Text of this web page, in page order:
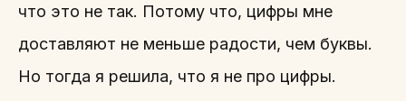
что это не так. Потому что, цифры мне
доставляют не меньше радости, чем буквы.
Но тогда я решила, что я не про цифры.